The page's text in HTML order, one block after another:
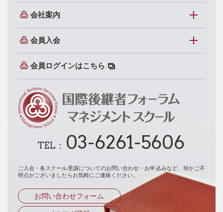
会社案内
会員入会
会員ログインはこちら
TEL： 03-6261-5606
ご入会・各スクール受講についてのお問い合わせ・お申込みなど、 何かご不
明点がございましたらお気軽にご連絡ください。
お問い合わせフォーム